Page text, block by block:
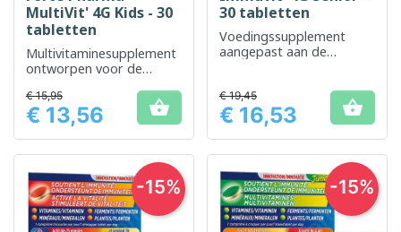
MultiVit' 4G Kids - 30
tabletten
Multivitaminesupplement
ontworpen voor de
kinderen
Prijs
€ 15,95
€ 13,56 
30 tabletten
Voedingssupplement
aangepast aan de
behouden
Prijs
€ 19,45
€ 16,53 
-15% -15%